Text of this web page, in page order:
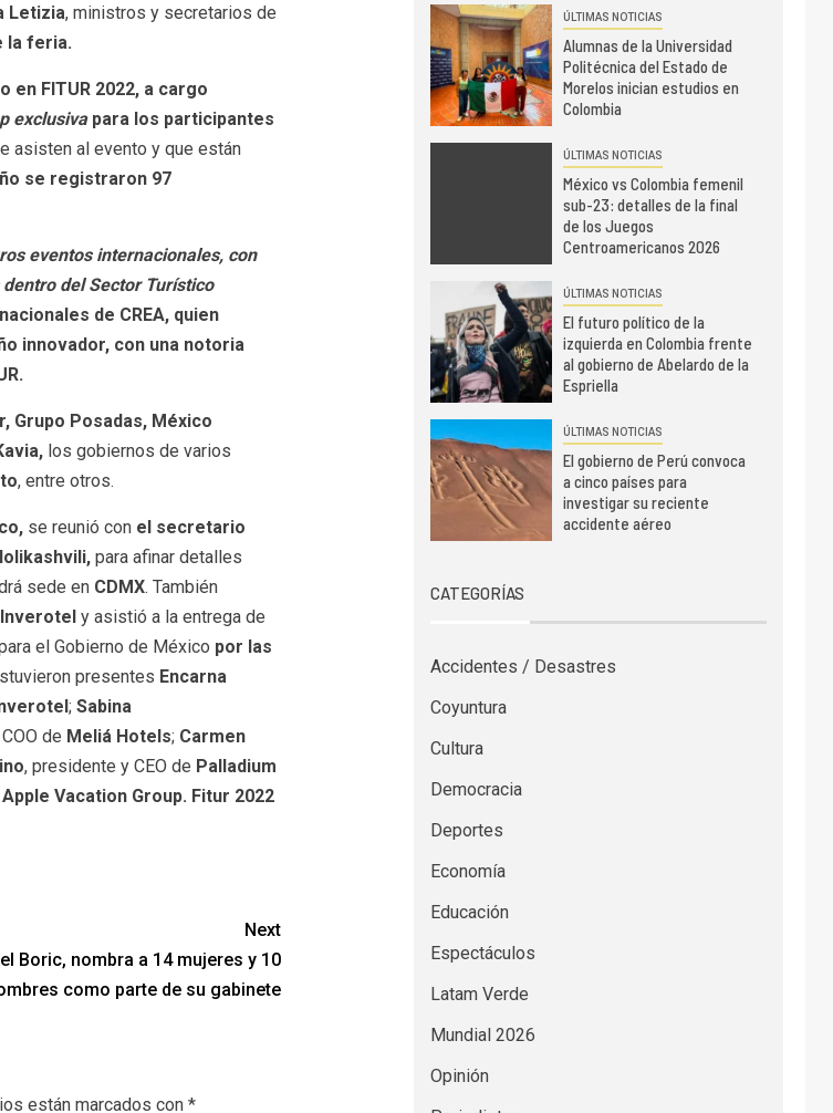
Letizia, ministros y secretarios de
la feria.
en FITUR 2022, a cargo
exclusivapara los participantes
asisten al evento y que están
se registraron 97
eventos internacionales, con
del Sector Turístico
de CREA, quien
innovador, con una notoria
Grupo Posadas, México
los gobiernos de varios
, entre otros.
se reunió con el secretario
para afinar detalles
sede en CDMX. También
Inverotely asistió a la entrega de
el Gobierno de México por las
presentes Encarna
; Sabina
de Meliá Hotels; Carmen
, presidente y CEO de Palladium
Apple Vacation Group. Fitur 2022
Next
Boric, nombra a 14 mujeres y 10
como parte de su gabinete
están marcados con *
ÚLTIMAS NOTICIAS
Alumnas de la Universidad
Politécnica del Estado de
Morelos inician estudios en
Colombia
ÚLTIMAS NOTICIAS
México vs Colombia femenil
sub-23: detalles de la final
de los Juegos
Centroamericanos 2026
ÚLTIMAS NOTICIAS
El futuro político de la
izquierda en Colombia frente
al gobierno de Abelardo de la
Espriella
ÚLTIMAS NOTICIAS
El gobierno de Perú convoca
a cinco países para
investigar su reciente
accidente aéreo
CATEGORÍAS
Accidentes / Desastres
Coyuntura
Cultura
Democracia
Deportes
Economía
Educación
Espectáculos
Latam Verde
Mundial 2026
Opinión